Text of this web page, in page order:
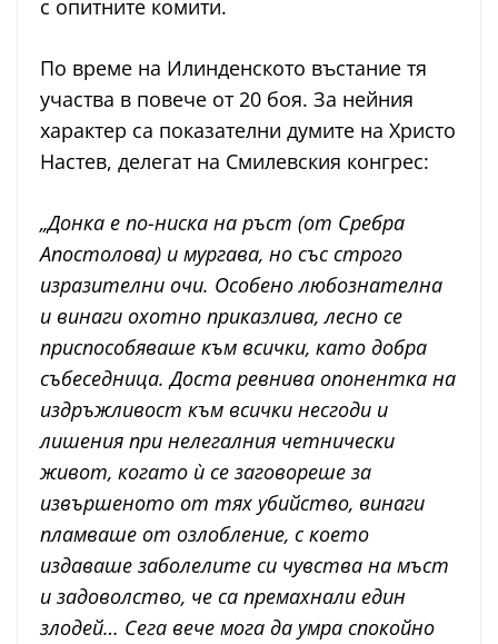
с опитните комити.
По време на Илинденското въстание тя
участва в повече от 20 боя. За нейния
характер са показателни думите на Христо
Настев, делегат на Смилевския конгрес:
„Донка е по-ниска на ръст (от Сребра
Апостолова) и мургава, но със строго
изразителни очи. Особено любознателна
и винаги охотно приказлива, лесно се
приспособяваше към всички, като добра
събеседница. Доста ревнива опонентка на
издръжливост към всички несгоди и
лишения при нелегалния четнически
живот, когато ѝ се заговореше за
извършеното от тях убийство, винаги
пламваше от озлобление, с което
издаваше заболелите си чувства на мъст
и задоволство, че са премахнали един
злодей… Сега вече мога да умра спокойно